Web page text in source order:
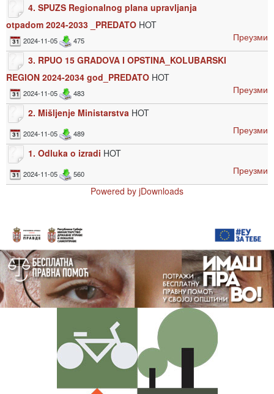
4. SPUZS Regionalnog plana upravljanja
otpadom 2024-2033 _PREDATO HOT
2024-11-05 475
Преузми
3. RPUO 15 GRADOVA I OPSTINA_KOLUBARSKI
REGION 2024-2034 god_PREDATO HOT
2024-11-05 483
Преузми
2. Mišljenje Ministarstva HOT
2024-11-05 489
Преузми
1. Odluka o izradi HOT
2024-11-05 560
Преузми
Powered by jDownloads